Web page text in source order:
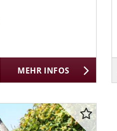
MEHR INFOS